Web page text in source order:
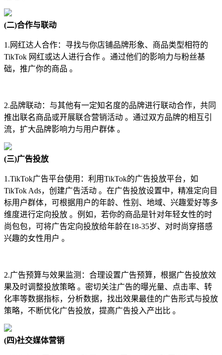
(二)合作与联动
1.网红达人合作：寻找与你店铺品牌形象、商品类型相符的
TikTok 网红或达人进行合作 。通过他们的影响力与粉丝基
础，推广你的商品 。
2.品牌联动：与其他有一定知名度的品牌进行联动合作，共同
推出联名商品或开展联合营销活动 。通过双方品牌的相互引
流，扩大品牌影响力与用户群体 。
(三)广告投放
1.TikTok广告平台使用：利用TikTok的广告投放平台，如
TikTok Ads，创建广告活动 。在广告投放设置中，精准定向目
标用户群体，可根据用户的年龄、性别、地域、兴趣爱好等多
维度进行定向投放 。例如，若你的商品是针对年轻女性的时
尚包包，可将广告定向投放给年龄在18-35岁、对时尚穿搭感
兴趣的女性用户 。
2.广告预算与效果监测：合理设置广告预算，根据广告投放效
果及时调整投放策略 。密切关注广告的曝光量、点击率、转
化率等数据指标，分析数据，找出效果最佳的广告形式与投放
策略，不断优化广告投放，提高广告投入产出比 。
(四)社交媒体营销